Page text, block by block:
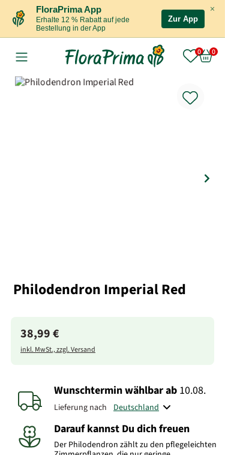
×
FloraPrima App
Erhalte 12 % Rabatt auf jede
Bestellung in der App
Zur App
Philodendron Imperial Red
38,99 €
inkl. MwSt., zzgl. Versand
Wunschtermin wählbarab 10.08.
Lieferung nach
Darauf kannst Du dich freuen
Der Philodendron zählt zu den pflegeleichten